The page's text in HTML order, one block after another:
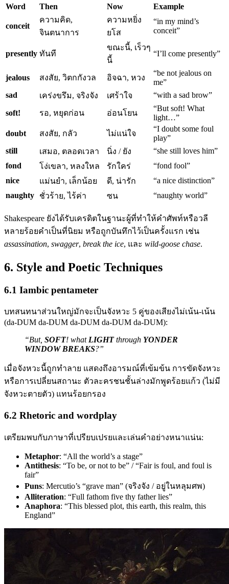
Word Then Now Example
conceit
ความคิด,
จินตนาการ
ความหยิ่ง
ยโส
“in my mind’s
conceit”
presently ทันที
ขณะนี้, เร็วๆ
นี้
“I’ll come presently”
jealous สงสัย, วิตกกังวล อิจฉา, หวง
“be not jealous on
me”
sad
เคร่งขรึม, จริงจัง เศร้าใจ “with a sad brow”
soft! รอ, หยุดก่อน อ่อนโยน
“But soft! What
light…”
doubt
สงสัย, กลัว ไม่แน่ใจ
“I doubt some foul
play”
still
เสมอ, ตลอดเวลา นิ่ง / ยัง
“she still loves him”
fond
โง่เขลา, หลงใหล รักใคร่
“fond fool”
nice
แม่นยำ, เล็กน้อย ดี, น่ารัก
“a nice distinction”
naughty
ชั่วร้าย, ไร้ค่า ซน “naughty world”
Shakespeare ยังได้รับเครดิตในฐานะผู้ที่ทำให้คำศัพท์หรือวลี
หลายร้อยคำเป็นที่นิยม หรือถูกบันทึกไว้เป็นครั้งแรก เช่น
assassination, swagger, break the ice, และ wild-goose chase.
6. Style and Poetic Techniques
6.1 Iambic pentameter
บทสนทนาส่วนใหญ่มักจะเป็นจังหวะ 5 คู่ของเสียงไม่เน้น-เน้น
(da-DUM da-DUM da-DUM da-DUM da-DUM):
“But, SOFT! whatLIGHTthrough YONDER
WINDOW BREAKS?”
เมื่อจังหวะนี้ถูกทำลาย แสดงถึงอารมณ์ที่เข้มข้น การขัดจังหวะ
หรือการเปลี่ยนสถานะ ตัวละครชนชั้นล่างมักพูดร้อยแก้ว (ไม่มี
จังหวะตายตัว) แทนร้อยกรอง
6.2 Rhetoric and wordplay
เตรียมพบกับภาษาที่เปรียบเปรยและเล่นคำอย่างหนาแน่น:
Metaphor: “All the world’s a stage”
Antithesis: “To be, or not to be” / “Fair is foul, and foul is
fair”
Puns: Mercutio’s “grave man” (จริงจัง / อยู่ในหลุมศพ)
Alliteration: “Full fathom five thy father lies”
Anaphora: “This blessed plot, this earth, this realm, this
England”